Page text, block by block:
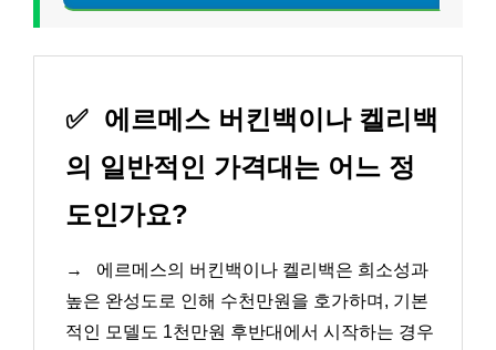
✅ 에르메스 버킨백이나 켈리백
의 일반적인 가격대는 어느 정
도인가요?
→
에르메스의 버킨백이나 켈리백은 희소성과
높은 완성도로 인해 수천만원을 호가하며, 기본
적인 모델도 1천만원 후반대에서 시작하는 경우